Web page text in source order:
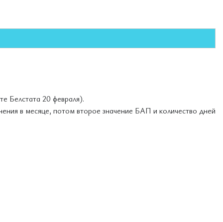
Белстата 20 февраля).
в месяце, потом второе значение БАП и количество дней